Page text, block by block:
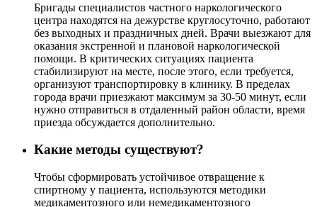
Бригады специалистов частного наркологического
центра находятся на дежурстве круглосуточно, работают
без выходных и праздничных дней. Врачи выезжают для
оказания экстренной и плановой наркологической
помощи. В критических ситуациях пациента
стабилизируют на месте, после этого, если требуется,
организуют транспортировку в клинику. В пределах
города врачи приезжают максимум за 30-50 минут, если
нужно отправиться в отдаленный район области, время
приезда обсуждается дополнительно.
Какие методы существуют?
Чтобы сформировать устойчивое отвращение к
спиртному у пациента, используются методики
медикаментозного или немедикаментозного